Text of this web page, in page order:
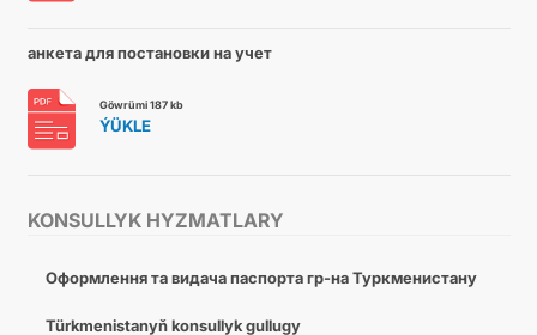
KONSULLYK HYZMATLARY
Оформлення та видача паспорта гр-на Туркменистану
Türkmenistanyň konsullyk gullugy
анкета для постановки на учет
Göwrümi 187 kb
ÝÜKLE